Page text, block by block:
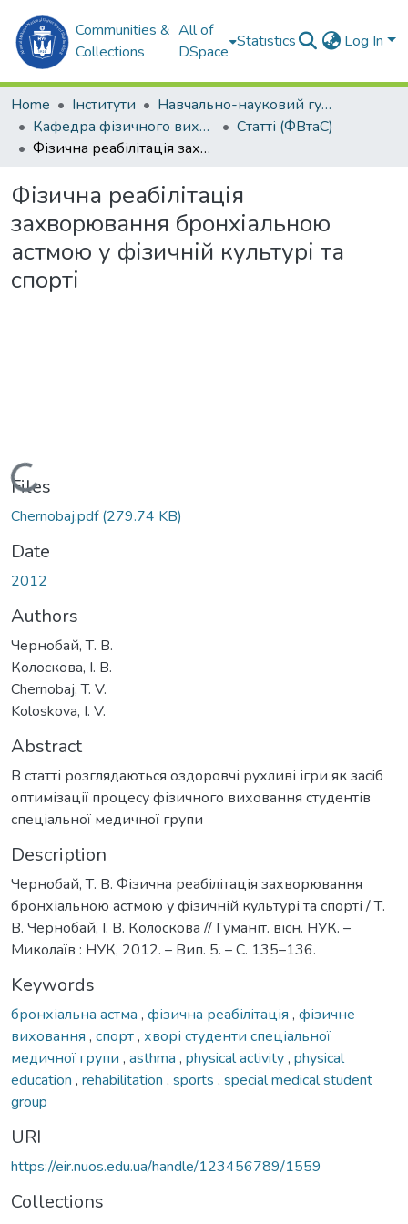
Communities &
Collections
All of
DSpace
Statistics Log In
Home Інститути
Навчально-науковий гуманітарний інститут (ННГІ)
Кафедра фізичного виховання та спорту (ФВтаС)
Статті (ФВтаС)
Фізична реабілітація захворювання бронхіальною астмою у фізичній культурі та спорті
Фізична реабілітація
захворювання бронхіальною
астмою у фізичній культурі та
спорті
Loading...
Files
Chernobaj.pdf(279.74 KB)
Date
2012
Authors
Чернобай, Т. В.
Колоскова, І. В.
Chernobaj, T. V.
Koloskova, I. V.
Abstract
В статті розглядаються оздоровчі рухливі ігри як засіб
оптимізації процесу фізичного виховання студентів
спеціальної медичної групи
Description
Чернобай, Т. В. Фізична реабілітація захворювання
бронхіальною астмою у фізичній культурі та спорті / Т.
В. Чернобай, І. В. Колоскова // Гуманіт. вісн. НУК. –
Миколаїв : НУК, 2012. – Вип. 5. – С. 135–136.
Keywords
бронхіальна астма , фізична реабілітація , фізичне
виховання , спорт, хворі студенти спеціальної
медичної групи , asthma , physical activity, physical
education , rehabilitation , sports , special medical student
group
URI
https://eir.nuos.edu.ua/handle/123456789/1559
Collections